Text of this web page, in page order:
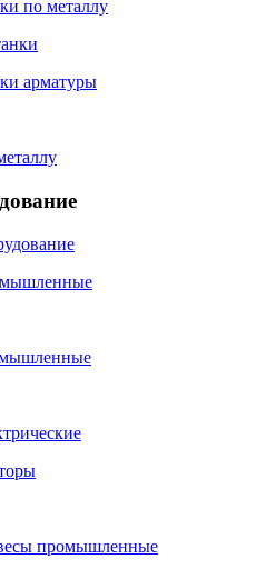
по металлу
арматуры
промышленные